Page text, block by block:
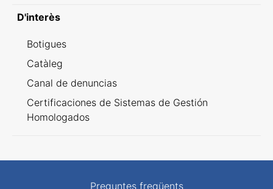
D'interès
Botigues
Catàleg
Canal de denuncias
Certificaciones de Sistemas de Gestión
Homologados
Preguntes freqüents